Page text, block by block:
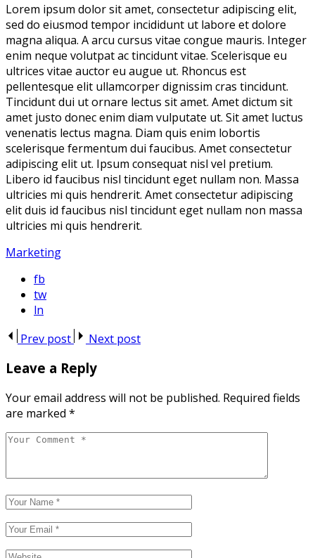
Lorem ipsum dolor sit amet, consectetur adipiscing elit,
sed do eiusmod tempor incididunt ut labore et dolore
magna aliqua. A arcu cursus vitae congue mauris. Integer
enim neque volutpat ac tincidunt vitae. Scelerisque eu
ultrices vitae auctor eu augue ut. Rhoncus est
pellentesque elit ullamcorper dignissim cras tincidunt.
Tincidunt dui ut ornare lectus sit amet. Amet dictum sit
amet justo donec enim diam vulputate ut. Sit amet luctus
venenatis lectus magna. Diam quis enim lobortis
scelerisque fermentum dui faucibus. Amet consectetur
adipiscing elit ut. Ipsum consequat nisl vel pretium.
Libero id faucibus nisl tincidunt eget nullam non. Massa
ultricies mi quis hendrerit. Amet consectetur adipiscing
elit duis id faucibus nisl tincidunt eget nullam non massa
ultricies mi quis hendrerit.
Marketing
fb
tw
ln
Prev post
Next post
Leave a Reply
Your email address will not be published. Required fields
are marked *